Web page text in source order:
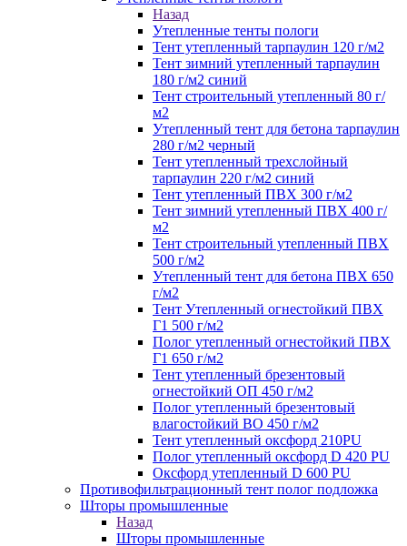
Назад
Утепленные тенты пологи
Тент утепленный тарпаулин 120 г/м2
Тент зимний утепленный тарпаулин
180 г/м2 синий
Тент строительный утепленный 80 г/
м2
Утепленный тент для бетона тарпаулин
280 г/м2 черный
Тент утепленный трехслойный
тарпаулин 220 г/м2 синий
Тент утепленный ПВХ 300 г/м2
Тент зимний утепленный ПВХ 400 г/
м2
Тент строительный утепленный ПВХ
500 г/м2
Утепленный тент для бетона ПВХ 650
г/м2
Тент Утепленный огнестойкий ПВХ
Г1 500 г/м2
Полог утепленный огнестойкий ПВХ
Г1 650 г/м2
Тент утепленный брезентовый
огнестойкий ОП 450 г/м2
Полог утепленный брезентовый
влагостойкий ВО 450 г/м2
Тент утепленный оксфорд 210PU
Полог утепленный оксфорд D 420 PU
Оксфорд утепленный D 600 PU
Противофильтрационный тент полог подложка
Шторы промышленные
Назад
Шторы промышленные